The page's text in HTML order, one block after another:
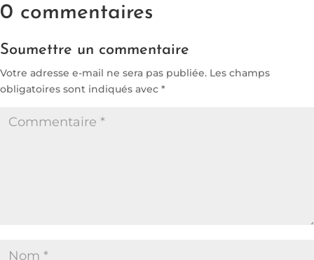
0 commentaires
Soumettre un commentaire
Votre adresse e-mail ne sera pas publiée. Les champs
obligatoires sont indiqués avec *